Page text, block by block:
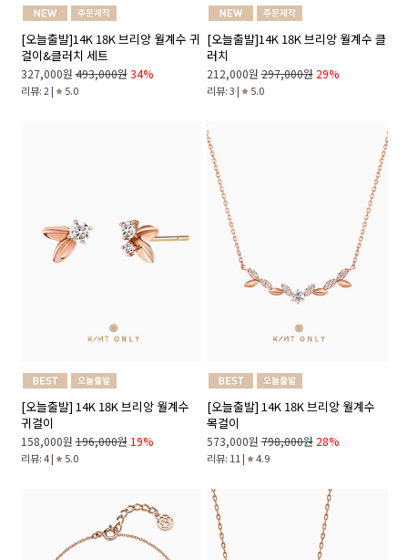
[오늘출발]14K 18K 브리앙 월계수 귀
걸이&클러치 세트
327,000원 493,000원 34%
리뷰: 2 | 5.0
[오늘출발]14K 18K 브리앙 월계수 클
러치
212,000원 297,000원 29%
리뷰: 3 | 5.0
[오늘출발] 14K 18K 브리앙 월계수
귀걸이
158,000원 196,000원 19%
리뷰: 4 | 5.0
[오늘출발] 14K 18K 브리앙 월계수
목걸이
573,000원 798,000원 28%
리뷰: 11 | 4.9